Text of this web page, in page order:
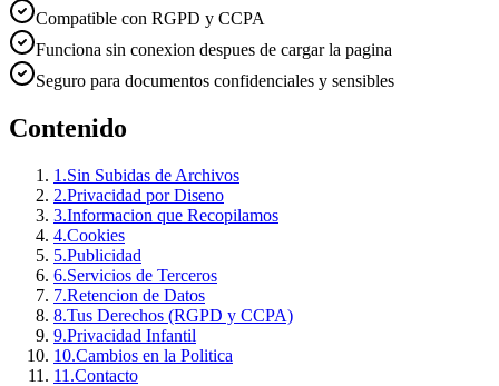
Compatible con RGPD y CCPA
Funciona sin conexion despues de cargar la pagina
Seguro para documentos confidenciales y sensibles
Contenido
1 .Sin Subidas de Archivos
2.Privacidad por Diseno
3.Informacion que Recopilamos
4.Cookies
5.Publicidad
6.Servicios de Terceros
7.Retencion de Datos
8.Tus Derechos (RGPD y CCPA)
9.Privacidad Infantil
10.Cambios en la Politica
11 .Contacto